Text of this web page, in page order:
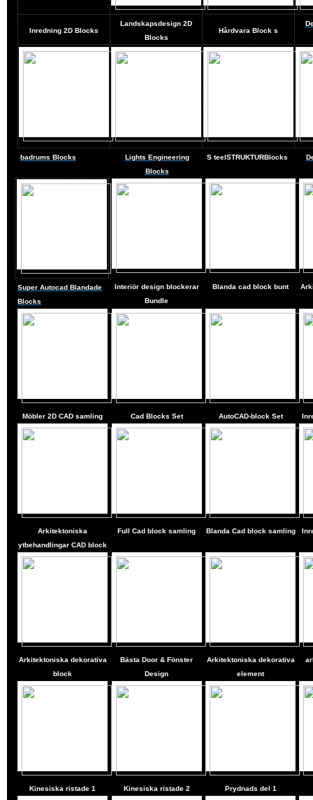
Inredning 2D Blocks
Landskapsdesign 2D
Blocks
Hårdvara Block s
badrums Blocks
Lights Engineering
Blocks
SteelSTRUKTURBlocks
Super Autocad Blandade
Blocks
Interiör design blockerar
Bundle
Blanda cad block bunt
Möbler 2D CAD samling Cad Blocks Set AutoCAD-block Set
Arkitektoniska
ytbehandlingar CAD block
Full Cad block samling Blanda Cad block samling
Arkitektoniska dekorativa
block
Bästa Door & Fönster
Design
Arkitektoniska dekorativa
element
Kinesiska ristade 1 Kinesiska ristade 2 Prydnads del 1